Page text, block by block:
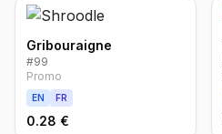
Gribouraigne
#99
Promo
EN FR
0.28 €